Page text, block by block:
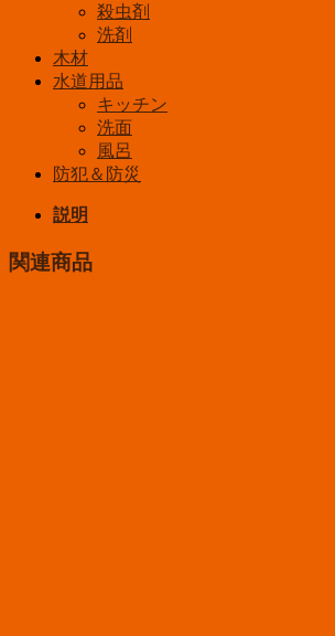
殺虫剤
洗剤
木材
水道用品
キッチン
洗面
風呂
防犯＆防災
説明
関連商品